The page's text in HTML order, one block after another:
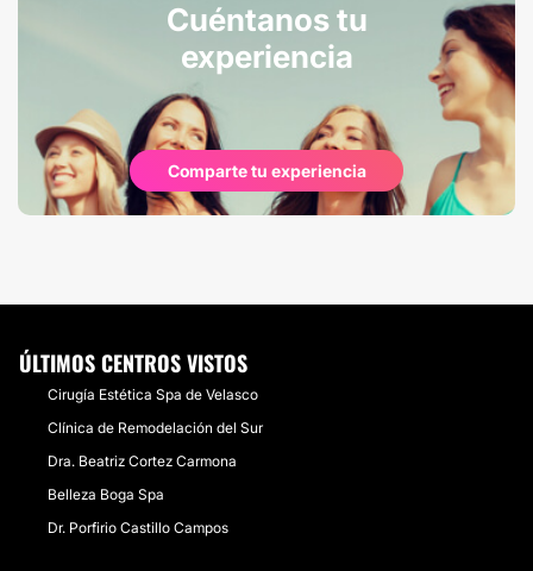
Cuéntanos tu
experiencia
Comparte tu experiencia
ÚLTIMOS CENTROS VISTOS
Cirugía Estética Spa de Velasco
Clínica de Remodelación del Sur
Dra. Beatriz Cortez Carmona
Belleza Boga Spa
Dr. Porfirio Castillo Campos